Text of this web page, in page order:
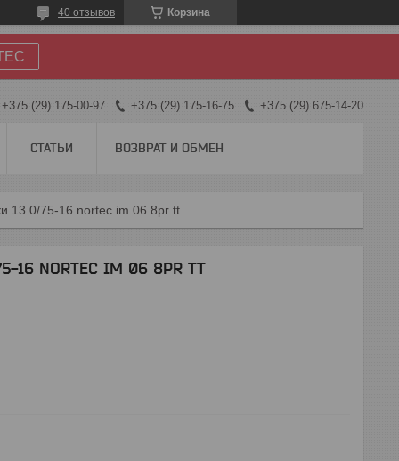
Корзина
40 отзывов
+375 (29) 175-00-97 +375 (29) 175-16-75 +375 (29) 675-14-20
СТАТЬИ ВОЗВРАТ И ОБМЕН
13.0/75-16 nortec im 06 8pr tt
16 NORTEC IM 06 8PR TT